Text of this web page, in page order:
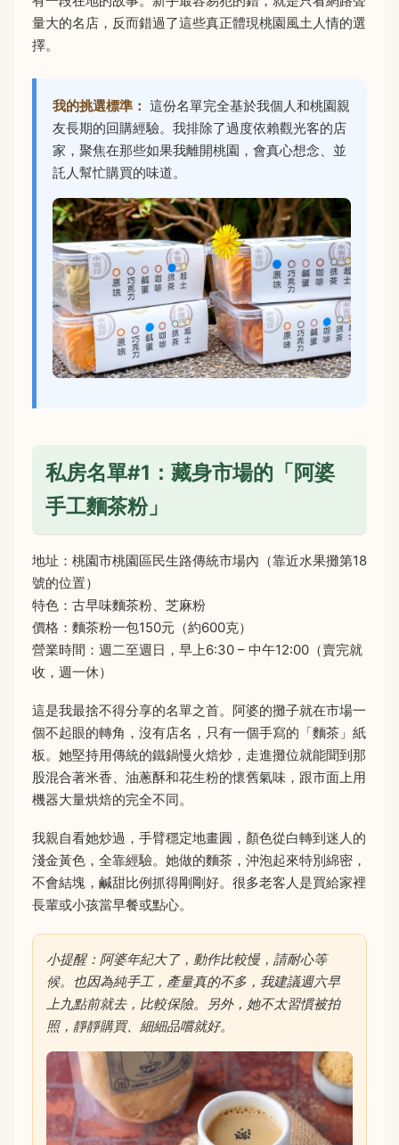
量大的名店，反而錯過了這些真正體現桃園風土人情的選
擇。
我的挑選標準： 這份名單完全基於我個人和桃園親
友長期的回購經驗。我排除了過度依賴觀光客的店
家，聚焦在那些如果我離開桃園，會真心想念、並
託人幫忙購買的味道。
私房名單#1：藏身市場的「阿婆
手工麵茶粉」
地址：桃園市桃園區民生路傳統市場內（靠近水果攤第18
號的位置）
特色：古早味麵茶粉、芝麻粉
價格：麵茶粉一包150元（約600克）
營業時間：週二至週日，早上6:30 – 中午12:00（賣完就
收，週一休）
這是我最捨不得分享的名單之首。阿婆的攤子就在市場一
個不起眼的轉角，沒有店名，只有一個手寫的「麵茶」紙
板。她堅持用傳統的鐵鍋慢火焙炒，走進攤位就能聞到那
股混合著米香、油蔥酥和花生粉的懷舊氣味，跟市面上用
機器大量烘焙的完全不同。
我親自看她炒過，手臂穩定地畫圓，顏色從白轉到迷人的
淺金黃色，全靠經驗。她做的麵茶，沖泡起來特別綿密，
不會結塊，鹹甜比例抓得剛剛好。很多老客人是買給家裡
長輩或小孩當早餐或點心。
小提醒：阿婆年紀大了，動作比較慢，請耐心等
候。也因為純手工，產量真的不多，我建議週六早
上九點前就去，比較保險。另外，她不太習慣被拍
照，靜靜購買、細細品嚐就好。